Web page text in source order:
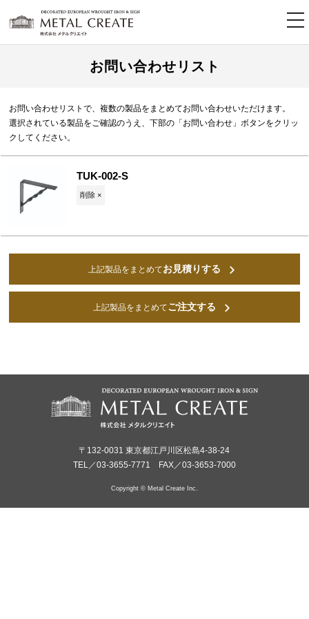
お問い合わせリスト
お問い合わせリストで、複数の製品をまとめてお問い合わせいただけます。
選択されている製品をご確認のうえ、下部の「お問い合わせ」ボタンをクリッ
クしてください。
TUK-002-S
削除 ×
上記製品をまとめてお見積りする
上記製品をまとめてご注文する
〒132-0031 東京都江戸川区松島4-38-24
TEL／03-3655-7771 FAX／03-3653-7000
Copyright © Metal Create Inc.